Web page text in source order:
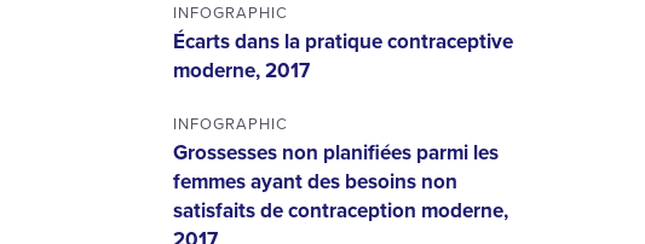
INFOGRAPHIC
Écarts dans la pratique contraceptive
moderne, 2017
INFOGRAPHIC
Grossesses non planifiées parmi les
femmes ayant des besoins non
satisfaits de contraception moderne,